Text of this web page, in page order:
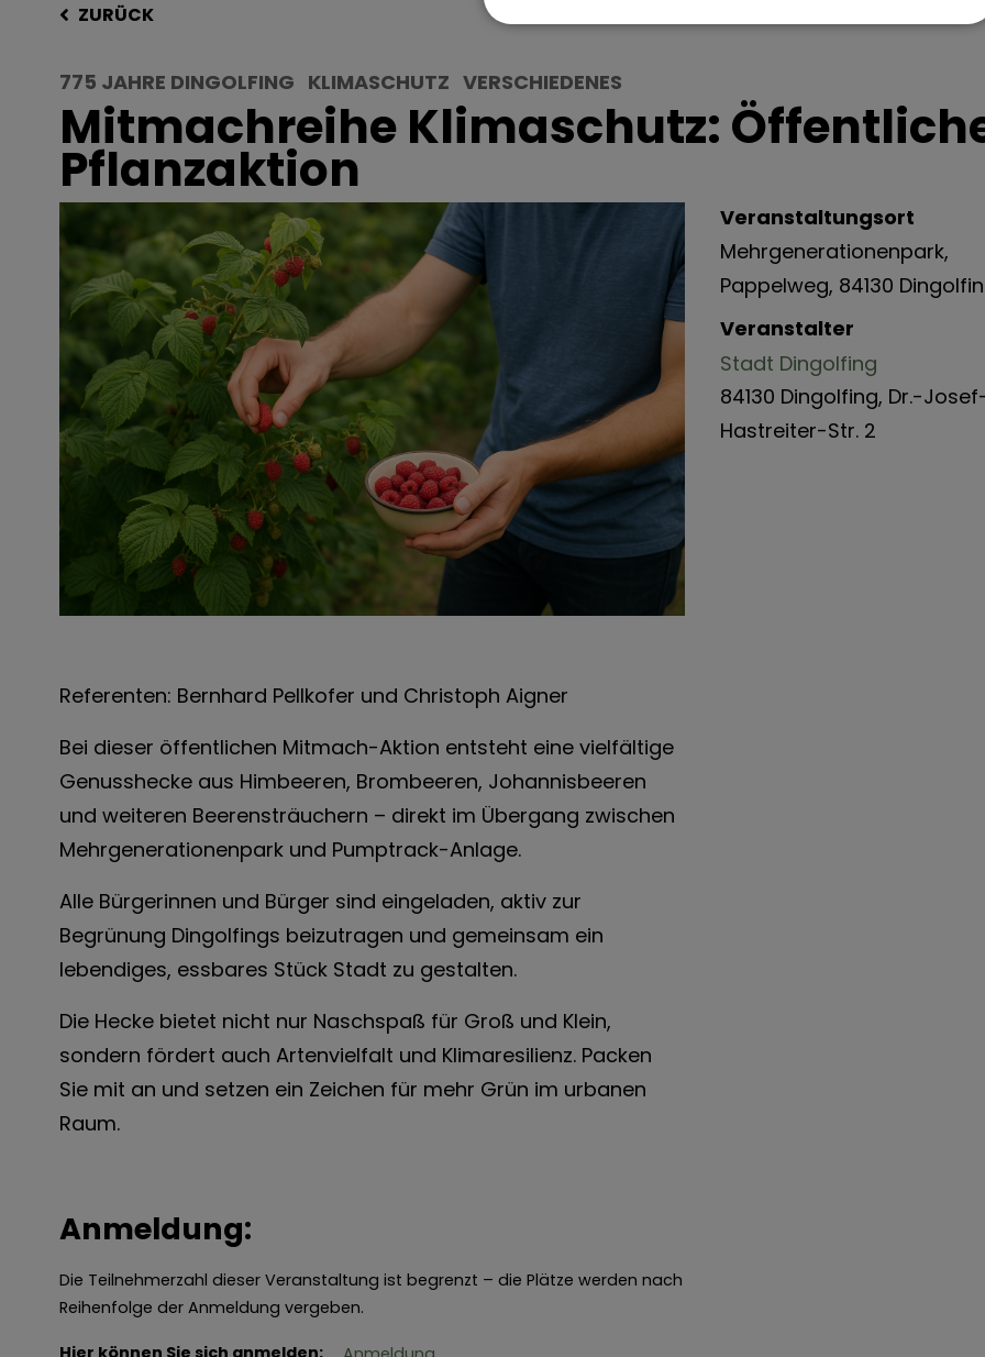
ZURÜCK
775 JAHRE DINGOLFING KLIMASCHUTZ VERSCHIEDENES
Mitmachreihe Klimaschutz:
Pflanzaktion
Referenten: Bernhard Pellkofer und Christoph Aigner
Bei dieser öffentlichen Mitmach-Aktion entsteht eine vielfältige
Genusshecke aus Himbeeren, Brombeeren, Johannisbeeren
und weiteren Beerensträuchern – direkt im Übergang zwischen
Mehrgenerationenpark und Pumptrack-Anlage.
Alle Bürgerinnen und Bürger sind eingeladen, aktiv zur
Begrünung Dingolfings beizutragen und gemeinsam ein
lebendiges, essbares Stück Stadt zu gestalten.
Die Hecke bietet nicht nur Naschspaß für Groß und Klein,
sondern fördert auch Artenvielfalt und Klimaresilienz. Packen
Sie mit an und setzen ein Zeichen für mehr Grün im urbanen
Raum.
Anmeldung:
Die Teilnehmerzahl dieser Veranstaltung ist begrenzt – die Plätze werden nach
Reihenfolge der Anmeldung vergeben.
Veranstaltungsort
Mehrgenerationenpark,
Pappelweg, 84130
Veranstalter
Stadt Dingolfing
84130 Dingolfing, Dr.-
Hastreiter-Str. 2